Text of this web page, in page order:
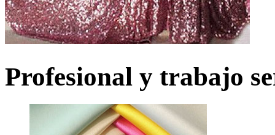
Profesional y trabajo